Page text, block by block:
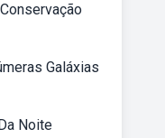
Galáxias
Noite